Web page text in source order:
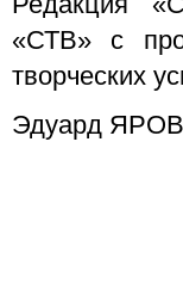
«СТВ» с
творческих
Эдуард